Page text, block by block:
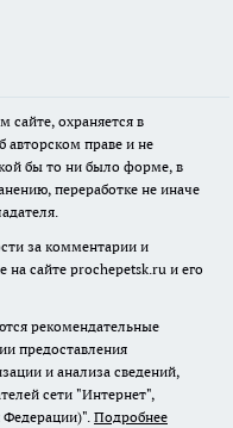
охраняется в
авторском праве и не
бы то ни было форме, в
переработке не иначе
за комментарии и
сайте prochepetsk.ru и его
рекомендательные
предоставления
и анализа сведений,
сети "Интернет",
Федерации)". Подробнее